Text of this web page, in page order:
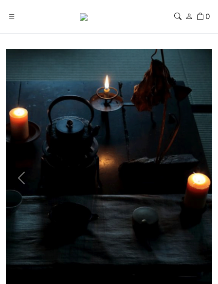
0
Previous Next